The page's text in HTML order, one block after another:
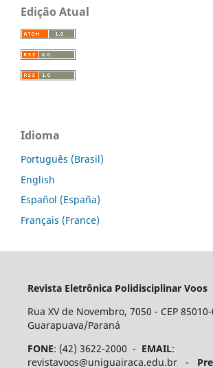
Edição Atual
Idioma
Português (Brasil)
English
Español (España)
Français (France)
Revista Eletrônica Polidisciplinar Voos
Rua XV de Novembro, 7050 - CEP
Guarapuava/Paraná
FONE: (42) 3622-2000 - EMAIL:
revistavoos@uniguairaca.edu.br -